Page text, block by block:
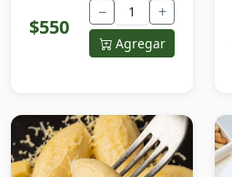
$550
− +
Agregar